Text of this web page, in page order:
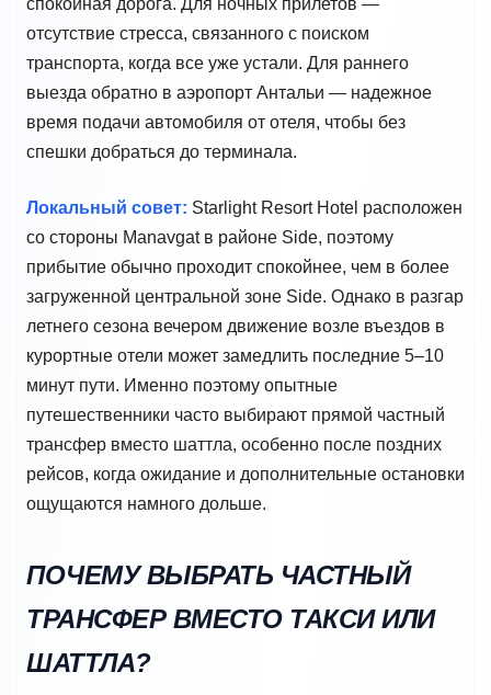
спокойная дорога. Для ночных прилетов —
отсутствие стресса, связанного с поиском
транспорта, когда все уже устали. Для раннего
выезда обратно в аэропорт Антальи — надежное
время подачи автомобиля от отеля, чтобы без
спешки добраться до терминала.
Локальный совет: Starlight Resort Hotel расположен
со стороны Manavgat в районе Side, поэтому
прибытие обычно проходит спокойнее, чем в более
загруженной центральной зоне Side. Однако в разгар
летнего сезона вечером движение возле въездов в
курортные отели может замедлить последние 5–10
минут пути. Именно поэтому опытные
путешественники часто выбирают прямой частный
трансфер вместо шаттла, особенно после поздних
рейсов, когда ожидание и дополнительные остановки
ощущаются намного дольше.
ПОЧЕМУ ВЫБРАТЬ ЧАСТНЫЙ
ТРАНСФЕР ВМЕСТО ТАКСИ ИЛИ
ШАТТЛА?